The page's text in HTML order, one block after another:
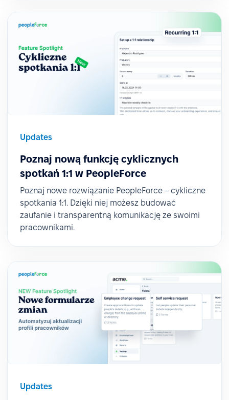
Updates
Poznaj nową funkcję cyklicznych
spotkań 1:1 w PeopleForce
Poznaj nowe rozwiązanie PeopleForce – cykliczne
spotkania 1:1. Dzięki niej możesz budować
zaufanie i transparentną komunikację ze swoimi
pracownikami.
Updates